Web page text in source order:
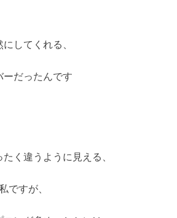
してくれる、
だったんです
く違うように見える、
ですが、